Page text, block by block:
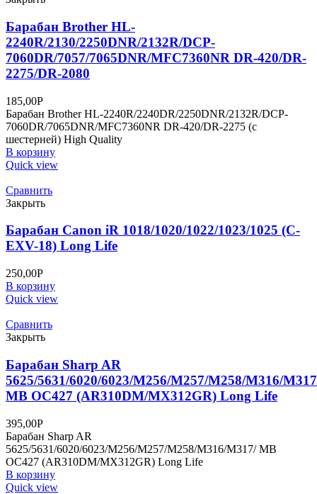
Барабан Brother HL-
2240R/2130/2250DNR/2132R/DCP-
7060DR/7057/7065DNR/MFC7360NR DR-420/DR-
2275/DR-2080
185,00Р
Барабан Brother HL-2240R/2240DR/2250DNR/2132R/DCP-
7060DR/7065DNR/MFC7360NR DR-420/DR-2275 (с
шестерней) High Quality
В корзину
Quick view
Сравнить
Закрыть
Барабан Canon iR 1018/1020/1022/1023/1025 (C-
EXV-18) Long Life
250,00Р
В корзину
Quick view
Сравнить
Закрыть
Барабан Sharp AR
5625/5631/6020/6023/M256/M257/M258/M316/
MB OC427 (AR310DM/MX312GR) Long Life
395,00Р
Барабан Sharp AR
5625/5631/6020/6023/M256/M257/M258/M316/M317/ MB
OC427 (AR310DM/MX312GR) Long Life
В корзину
Quick view